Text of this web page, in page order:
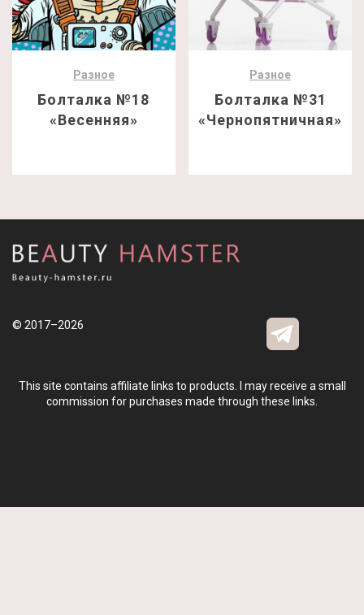
Разное
Болталка №18
«Весенняя»
Разное
Болталка №31
«Чернопятничная»
© 2017–2026
This site contains affiliate links to products. I may receive a small
commission for purchases made through these links.